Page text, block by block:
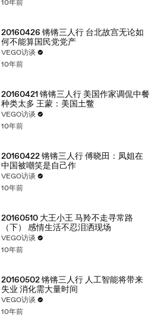
10年前
20160426 锵锵三人行 台北故宫无论如
何不能算国民党党产
VEGO访谈
10年前
20160421 锵锵三人行 美国作家调侃中餐
种类太多 王蒙：美国土鳖
VEGO访谈
10年前
20160422 锵锵三人行 傅晓田：凤姐在
中国被嘲笑是自己作
VEGO访谈
10年前
20160510 大王小王 马羚不走寻常路
（下） 感情生活不忍泪洒现场
VEGO访谈
10年前
20160502 锵锵三人行 人工智能将带来
失业 消化需大量时间
VEGO访谈
10年前